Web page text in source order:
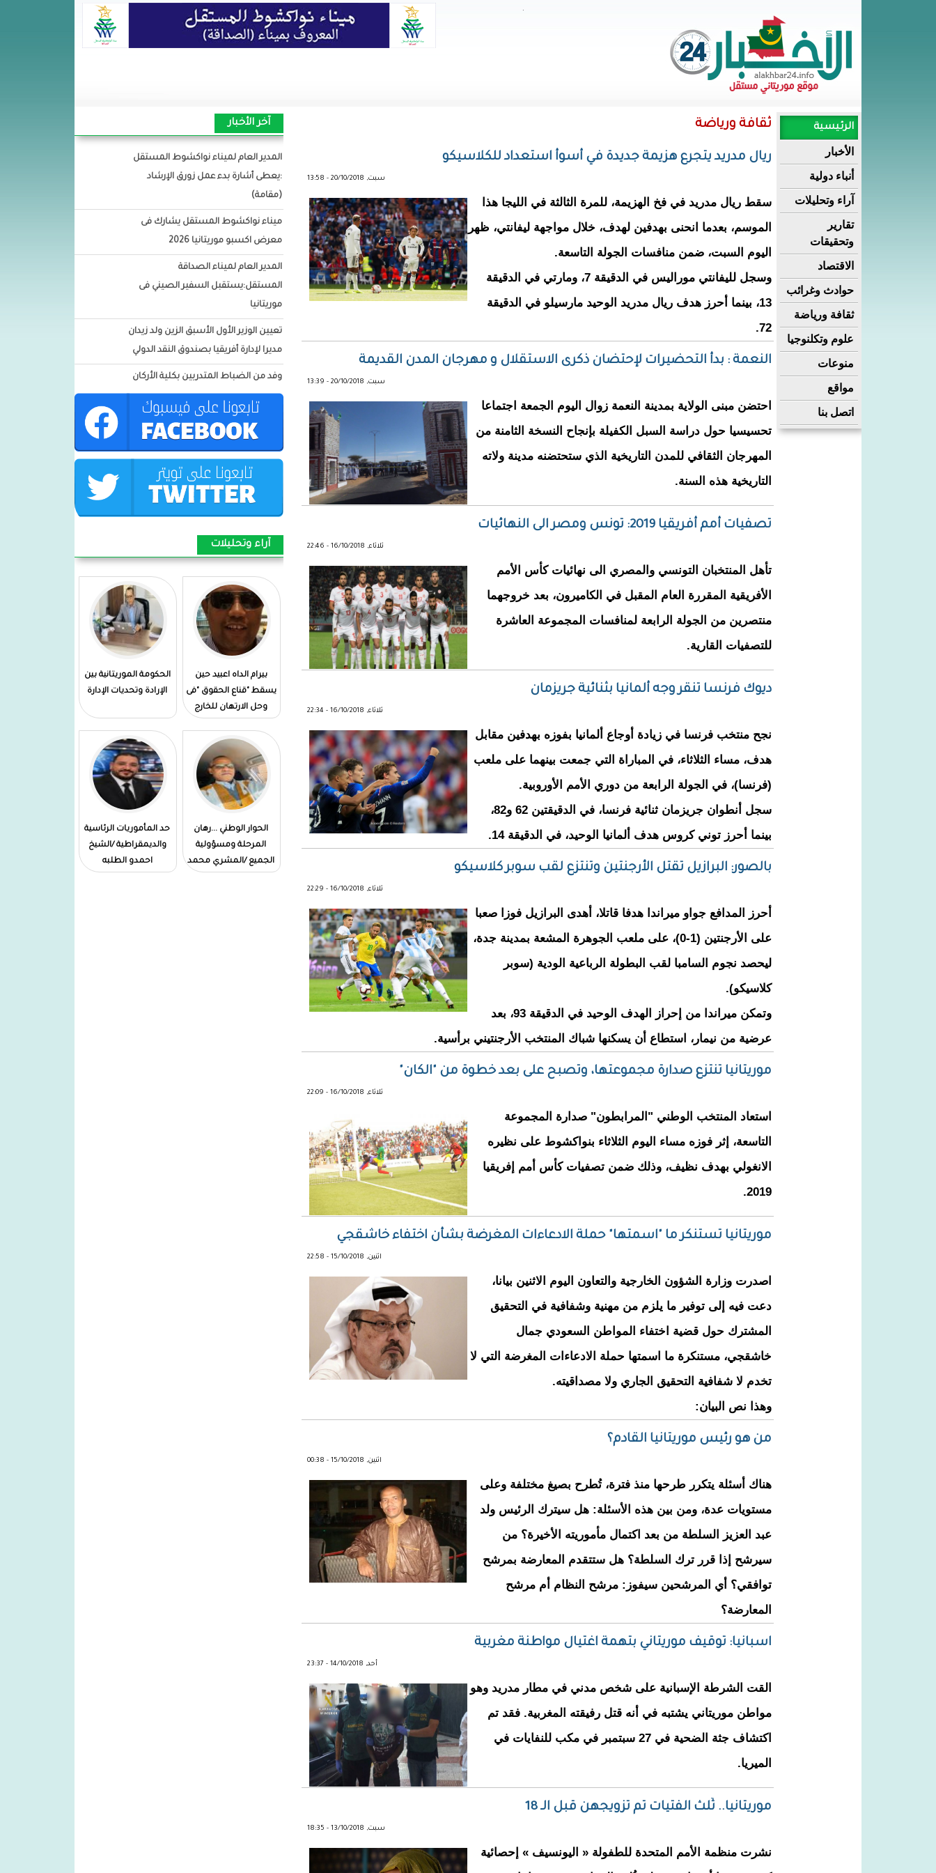
.
الرئيسية
الأخبار
أنباء دولية
آراء وتحليلات
تقارير
وتحقيقات
الاقتصاد
حوادث وغرائب
ثقافة ورياضة
علوم وتكلنوجيا
منوعات
مواقع
اتصل بنا
ثقافة ورياضة
ريال مدريد يتجرع هزيمة جديدة في أسوأ استعداد للكلاسيكو
سبت, 20/10/2018 - 13:58
سقط ريال مدريد في فخ الهزيمة، للمرة الثالثة في الليجا هذا
الموسم، بعدما انحنى بهدفين لهدف، خلال مواجهة ليفانتي، ظهر
اليوم السبت، ضمن منافسات الجولة التاسعة.
وسجل لليفانتي موراليس في الدقيقة 7، ومارتي في الدقيقة
13، بينما أحرز هدف ريال مدريد الوحيد مارسيلو في الدقيقة
72.
النعمة : بدأ التحضيرات لإحتضان ذكرى الاستقلال و مهرجان المدن القديمة
سبت, 20/10/2018 - 13:39
احتضن مبنى الولاية بمدينة النعمة زوال اليوم الجمعة اجتماعا
تحسيسيا حول دراسة السبل الكفيلة بإنجاح النسخة الثامنة من
المهرجان الثقافي للمدن التاريخية الذي ستحتضنه مدينة ولاته
التاريخية هذه السنة.
تصفيات أمم أفريقيا 2019: تونس ومصر الى النهائيات
ثلاثاء, 16/10/2018 - 22:46
تأهل المنتخبان التونسي والمصري الى نهائيات كأس الأمم
الأفريقية المقررة العام المقبل في الكاميرون، بعد خروجهما
منتصرين من الجولة الرابعة لمنافسات المجموعة العاشرة
للتصفيات القارية.
ديوك فرنسا تنقر وجه ألمانيا بثنائية جريزمان
ثلاثاء, 16/10/2018 - 22:34
نجح منتخب فرنسا في زيادة أوجاع ألمانيا بفوزه بهدفين مقابل
هدف، مساء الثلاثاء، في المباراة التي جمعت بينهما على ملعب
(فرنسا)، في الجولة الرابعة من دوري الأمم الأوروبية.
سجل أنطوان جريزمان ثنائية فرنسا، في الدقيقتين 62 و82،
بينما أحرز توني كروس هدف ألمانيا الوحيد، في الدقيقة 14.
بالصور: البرازيل تقتل الأرجنتين وتنتزع لقب سوبر كلاسيكو
ثلاثاء, 16/10/2018 - 22:29
أحرز المدافع جواو ميراندا هدفا قاتلا، أهدى البرازيل فوزا صعبا
على الأرجنتين (1-0)، على ملعب الجوهرة المشعة بمدينة جدة،
ليحصد نجوم السامبا لقب البطولة الرباعية الودية (سوبر
كلاسيكو).
وتمكن ميراندا من إحراز الهدف الوحيد في الدقيقة 93، بعد
عرضية من نيمار، استطاع أن يسكنها شباك المنتخب الأرجنتيني برأسية.
موريتانيا تنتزع صدارة مجموعتها، وتصبح على بعد خطوة من "الكان"
ثلاثاء, 16/10/2018 - 22:09
استعاد المنتخب الوطني "المرابطون" صدارة المجموعة
التاسعة، إثر فوزه مساء اليوم الثلاثاء بنواكشوط على نظيره
الانغولي بهدف نظيف، وذلك ضمن تصفيات كأس أمم إفريقيا
2019.
موريتانيا تستنكر ما "اسمتها" حملة الادعاءات المغرضة بشأن اختفاء خاشقجي
اثنين, 15/10/2018 - 22:58
اصدرت وزارة الشؤون الخارجية والتعاون اليوم الاثنين بيانا،
دعت فيه إلى توفير ما يلزم من مهنية وشفافية في التحقيق
المشترك حول قضية اختفاء المواطن السعودي جمال
خاشقجي، مستنكرة ما اسمتها حملة الادعاءات المغرضة التي لا
تخدم لا شفافية التحقيق الجاري ولا مصداقيته.
وهذا نص البيان:
من هو رئيس موريتانيا القادم؟
اثنين, 15/10/2018 - 00:38
هناك أسئلة يتكرر طرحها منذ فترة، تُطرح بصيغ مختلفة وعلى
مستويات عدة، ومن بين هذه الأسئلة: هل سيترك الرئيس ولد
عبد العزيز السلطة من بعد اكتمال مأموريته الأخيرة؟ من
سيرشح إذا قرر ترك السلطة؟ هل ستتقدم المعارضة بمرشح
توافقي؟ أي المرشحين سيفوز: مرشح النظام أم مرشح
المعارضة؟
اسبانيا: توقيف موريتاني بتهمة اغتيال مواطنة مغربية
أحد, 14/10/2018 - 23:37
القت الشرطة الإسبانية على شخص مدني في مطار مدريد وهو
مواطن موريتاني يشتبه في أنه قتل رفيقته المغربية. فقد تم
اكتشاف جثة الضحية في 27 سبتمبر في مكب للنفايات في
الميريا.
موريتانيا.. ثُلث الفتيات تم تزويجهن قبل الـ 18
سبت, 13/10/2018 - 18:35
نشرت منظمة الأمم المتحدة للطفولة « اليونسيف » إحصائية
آخر الأخبار
المدير العام لميناء نواكشوط المستقل
:يعطى أشارة بدء عمل زورق الإرشاد
(مقامة)
ميناء نواكشوط المستقل يشارك فى
معرض اكسبو موريتانيا 2026
المدير العام لميناء الصداقة
المستقل:يستقبل السفير الصيني فى
موريتانيا
تعيين الوزير الأول الأسبق الزين ولد زيدان
مديرا لإدارة أفريقيا بصندوق النقد الدولي
وفد من الضباط المتدربين بكلية الأركان
العسكرية: يزور ميناء نواكشوط
المستقل
المدير العام لميناء نواكشوط :يشارك فى
الاجتماع رفبع المستوي لسلطات
الموانئ التابع للدول الأفريقية
الأطلسية(PEAA) بالمغرب
امبارك للسيدة الأولى مريم بنت الداه
وحدة التدخل السريع 1 فى اكجوجت
توشيح العقيد محمود ولد اجدود بأعلى
وسام عسكري
المستقل:يشرف على الإستلام المؤقت
لزورق الإرشاد البحري "مقامة "في
امستردام
آراء وتحليلات
بيرام الداه اعبيد حين
يسقط "قناع الحقوق "فى
وحل الارتهان للخارج
الحكومة الموريتانية بين
الإرادة وتحديات الإدارة
الحوار الوطني ...رهان
المرحلة ومسؤولية
الجميع /المشري محمد
حد المأموريات الرئاسية
والديمقراطية /الشيخ
احمدو الطلبه